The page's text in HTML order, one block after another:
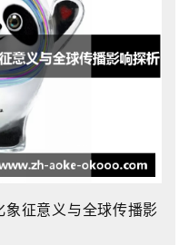
象征意义与全球传播影